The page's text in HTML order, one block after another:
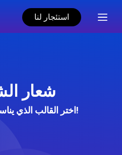
استئجار لنا
شعار
اختر القالب الذي يناسبك بشكل أفضل!